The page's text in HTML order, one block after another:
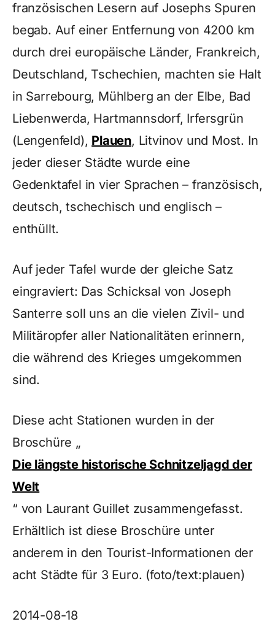
französischen Lesern auf Josephs Spuren
begab. Auf einer Entfernung von 4200 km
durch drei europäische Länder, Frankreich,
Deutschland, Tschechien, machten sie Halt
in Sarrebourg, Mühlberg an der Elbe, Bad
Liebenwerda, Hartmannsdorf, Irfersgrün
(Lengenfeld), Plauen, Litvinov und Most. In
jeder dieser Städte wurde eine
Gedenktafel in vier Sprachen – französisch,
deutsch, tschechisch und englisch –
enthüllt.
Auf jeder Tafel wurde der gleiche Satz
eingraviert: Das Schicksal von Joseph
Santerre soll uns an die vielen Zivil- und
Militäropfer aller Nationalitäten erinnern,
die während des Krieges umgekommen
sind.
Diese acht Stationen wurden in der
Broschüre „
Die längste historische Schnitzeljagd der
Welt
“ von Laurant Guillet zusammengefasst.
Erhältlich ist diese Broschüre unter
anderem in den Tourist-Informationen der
acht Städte für 3 Euro. (foto/text:plauen)
2014-08-18